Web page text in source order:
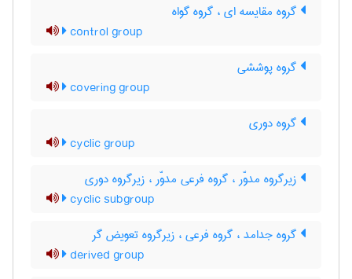
گروه مقایسه ای ، گروه گواه
control group
گروه پوششی
covering group
گروه دوری
cyclic group
زیرگروه مدوّر ، گروه فرعی مدوّر ، زیرگروه دوری
cyclic subgroup
گروه جدامد ، گروه فرعی ، زیرگروه تعویض گر
derived group